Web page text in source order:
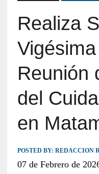
Realiza
Reunión
del
en
POSTED BY: REDACCION
07 de Febrero de